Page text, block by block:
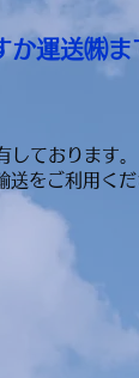
運送㈱
ております。
をご利用くだ